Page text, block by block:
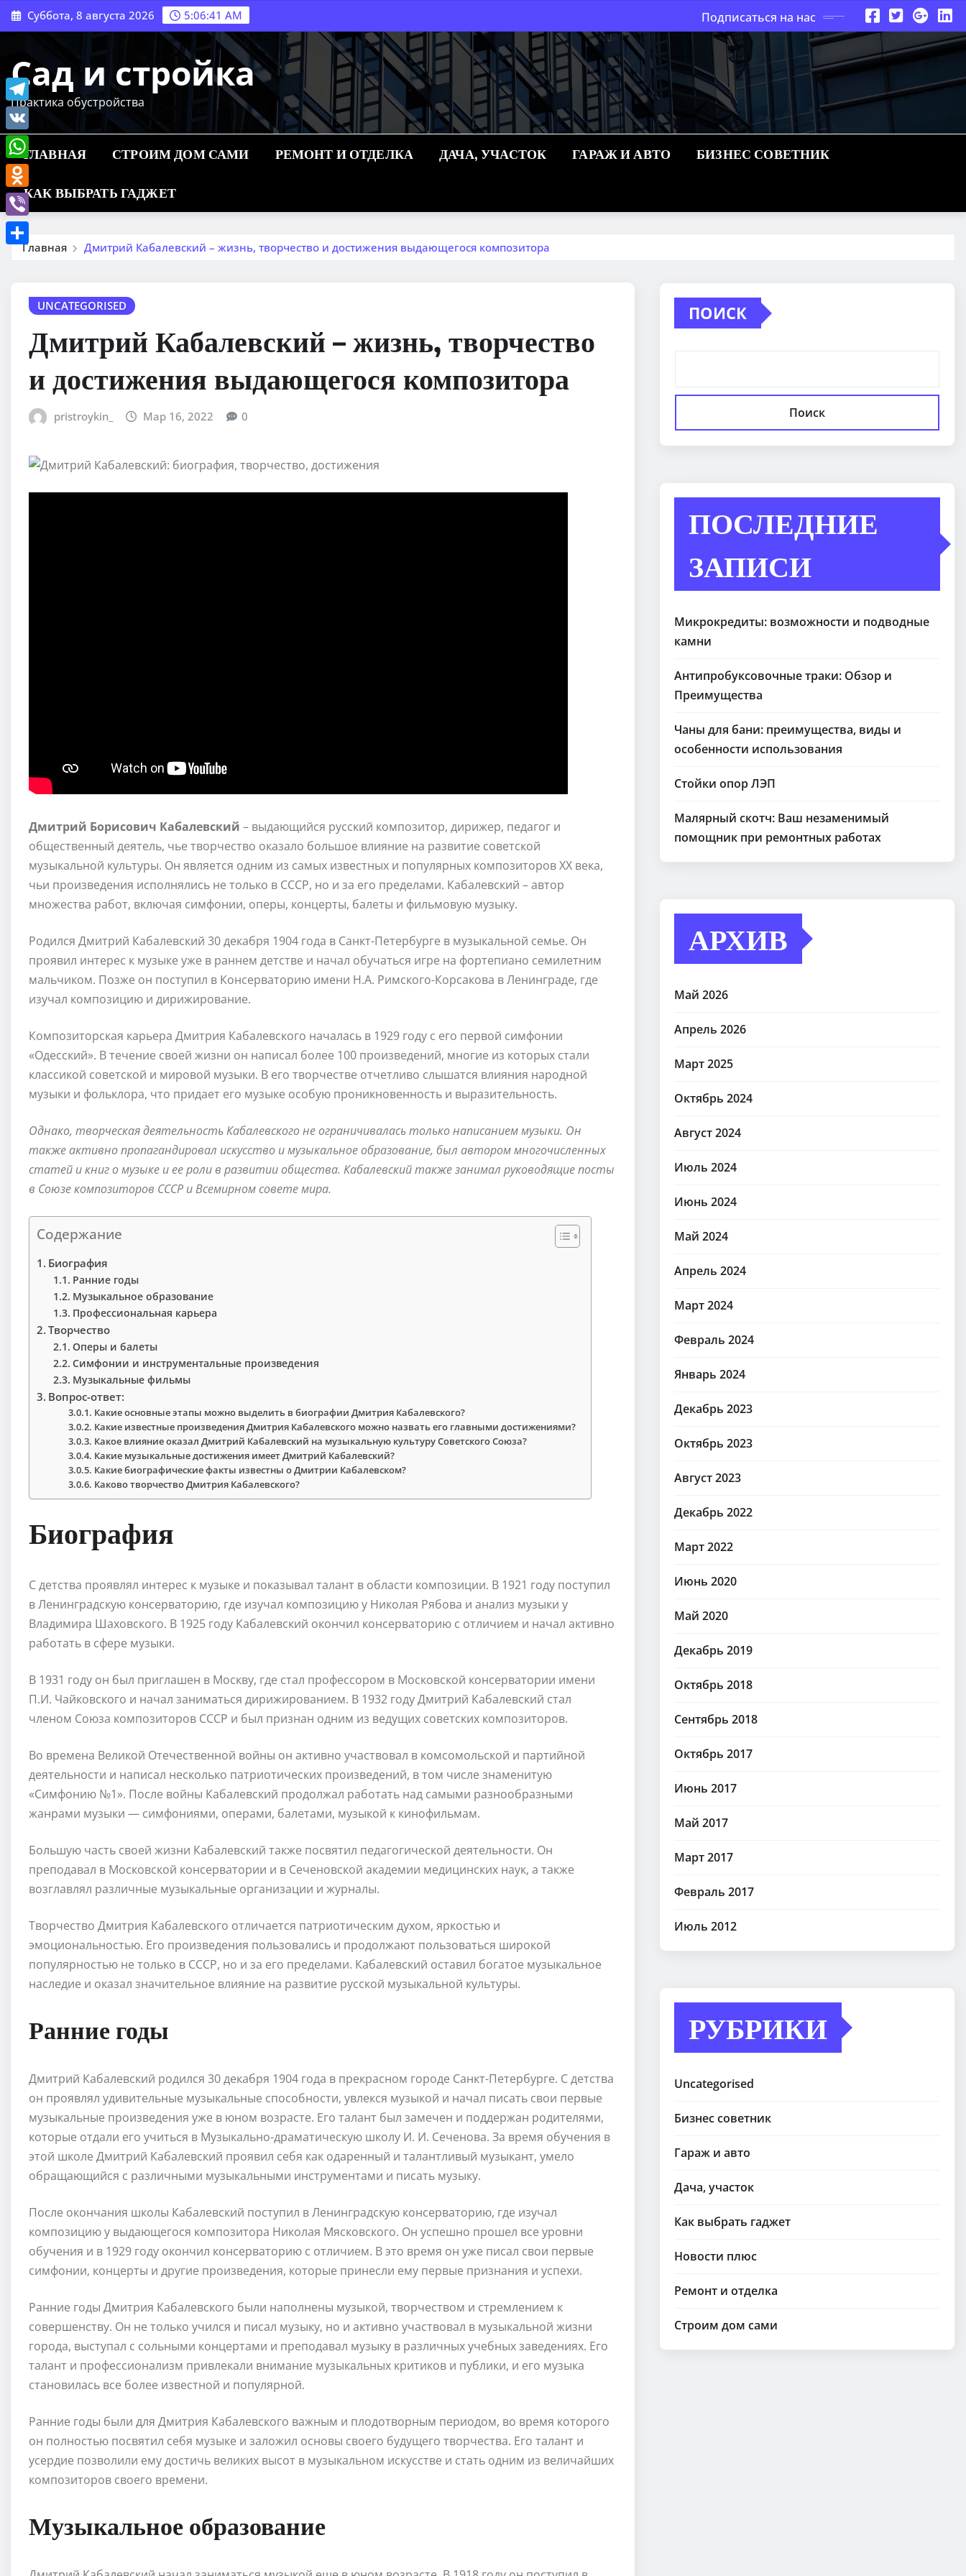
Перейти
к
Суббота, 8 августа 2026 5:06:42 AM Подписаться на нас
Сад и стройка
Практика обустройства
ГЛАВНАЯ СТРОИМ ДОМ САМИ РЕМОНТ И ОТДЕЛКА ДАЧА, УЧАСТОК ГАРАЖ И АВТО БИЗНЕС СОВЕТНИК
КАК ВЫБРАТЬ ГАДЖЕТ
Главная Дмитрий Кабалевский – жизнь, творчество и достижения выдающегося композитора
UNCATEGORISED
Дмитрий Кабалевский – жизнь, творчество
и достижения выдающегося композитора
pristroykin_ Мар 16, 2022 0
Дмитрий Борисович Кабалевский – выдающийся русский композитор, дирижер, педагог и
общественный деятель, чье творчество оказало большое влияние на развитие советской
музыкальной культуры. Он является одним из самых известных и популярных композиторов XX века,
чьи произведения исполнялись не только в СССР, но и за его пределами. Кабалевский – автор
множества работ, включая симфонии, оперы, концерты, балеты и фильмовую музыку.
Родился Дмитрий Кабалевский 30 декабря 1904 года в Санкт-Петербурге в музыкальной семье. Он
проявил интерес к музыке уже в раннем детстве и начал обучаться игре на фортепиано семилетним
мальчиком. Позже он поступил в Консерваторию имени Н.А. Римского-Корсакова в Ленинграде, где
изучал композицию и дирижирование.
Композиторская карьера Дмитрия Кабалевского началась в 1929 году с его первой симфонии
«Одесский». В течение своей жизни он написал более 100 произведений, многие из которых стали
классикой советской и мировой музыки. В его творчестве отчетливо слышатся влияния народной
музыки и фольклора, что придает его музыке особую проникновенность и выразительность.
Однако, творческая деятельность Кабалевского не ограничивалась только написанием музыки. Он
также активно пропагандировал искусство и музыкальное образование, был автором многочисленных
статей и книг о музыке и ее роли в развитии общества. Кабалевский также занимал руководящие посты
в Союзе композиторов СССР и Всемирном совете мира.
Содержание
Биография
Ранние годы
Музыкальное образование
Профессиональная карьера
Творчество
Оперы и балеты
Симфонии и инструментальные произведения
Музыкальные фильмы
Вопрос-ответ:
Какие основные этапы можно выделить в биографии Дмитрия Кабалевского?
Какие известные произведения Дмитрия Кабалевского можно назвать его главными достижениями?
Какое влияние оказал Дмитрий Кабалевский на музыкальную культуру Советского Союза?
Какие музыкальные достижения имеет Дмитрий Кабалевский?
Какие биографические факты известны о Дмитрии Кабалевском?
Каково творчество Дмитрия Кабалевского?
Биография
С детства проявлял интерес к музыке и показывал талант в области композиции. В 1921 году поступил
в Ленинградскую консерваторию, где изучал композицию у Николая Рябова и анализ музыки у
Владимира Шаховского. В 1925 году Кабалевский окончил консерваторию с отличием и начал активно
работать в сфере музыки.
В 1931 году он был приглашен в Москву, где стал профессором в Московской консерватории имени
П.И. Чайковского и начал заниматься дирижированием. В 1932 году Дмитрий Кабалевский стал
членом Союза композиторов СССР и был признан одним из ведущих советских композиторов.
Во времена Великой Отечественной войны он активно участвовал в комсомольской и партийной
деятельности и написал несколько патриотических произведений, в том числе знаменитую
«Симфонию №1». После войны Кабалевский продолжал работать над самыми разнообразными
жанрами музыки — симфониями, операми, балетами, музыкой к кинофильмам.
Большую часть своей жизни Кабалевский также посвятил педагогической деятельности. Он
преподавал в Московской консерватории и в Сеченовской академии медицинских наук, а также
возглавлял различные музыкальные организации и журналы.
Творчество Дмитрия Кабалевского отличается патриотическим духом, яркостью и
эмоциональностью. Его произведения пользовались и продолжают пользоваться широкой
популярностью не только в СССР, но и за его пределами. Кабалевский оставил богатое музыкальное
наследие и оказал значительное влияние на развитие русской музыкальной культуры.
Ранние годы
Дмитрий Кабалевский родился 30 декабря 1904 года в прекрасном городе Санкт-Петербурге. С детства
он проявлял удивительные музыкальные способности, увлекся музыкой и начал писать свои первые
музыкальные произведения уже в юном возрасте. Его талант был замечен и поддержан родителями,
которые отдали его учиться в Музыкально-драматическую школу И. И. Сеченова. За время обучения в
этой школе Дмитрий Кабалевский проявил себя как одаренный и талантливый музыкант, умело
обращающийся с различными музыкальными инструментами и писать музыку.
После окончания школы Кабалевский поступил в Ленинградскую консерваторию, где изучал
композицию у выдающегося композитора Николая Мясковского. Он успешно прошел все уровни
обучения и в 1929 году окончил консерваторию с отличием. В это время он уже писал свои первые
симфонии, концерты и другие произведения, которые принесли ему первые признания и успехи.
Ранние годы Дмитрия Кабалевского были наполнены музыкой, творчеством и стремлением к
совершенству. Он не только учился и писал музыку, но и активно участвовал в музыкальной жизни
города, выступал с сольными концертами и преподавал музыку в различных учебных заведениях. Его
талант и профессионализм привлекали внимание музыкальных критиков и публики, и его музыка
становилась все более известной и популярной.
Ранние годы были для Дмитрия Кабалевского важным и плодотворным периодом, во время которого
он полностью посвятил себя музыке и заложил основы своего будущего творчества. Его талант и
усердие позволили ему достичь великих высот в музыкальном искусстве и стать одним из величайших
композиторов своего времени.
Музыкальное образование
ПОИСК
Поиск
ПОСЛЕДНИЕ
ЗАПИСИ
Микрокредиты: возможности и подводные
камни
Антипробуксовочные траки: Обзор и
Преимущества
Чаны для бани: преимущества, виды и
особенности использования
Стойки опор ЛЭП
Малярный скотч: Ваш незаменимый
помощник при ремонтных работах
АРХИВ
Май 2026
Апрель 2026
Март 2025
Октябрь 2024
Август 2024
Июль 2024
Июнь 2024
Май 2024
Апрель 2024
Март 2024
Февраль 2024
Январь 2024
Декабрь 2023
Октябрь 2023
Август 2023
Декабрь 2022
Март 2022
Июнь 2020
Май 2020
Декабрь 2019
Октябрь 2018
Сентябрь 2018
Октябрь 2017
Июнь 2017
Май 2017
Март 2017
Февраль 2017
Июль 2012
РУБРИКИ
Uncategorised
Бизнес советник
Гараж и авто
Дача, участок
Как выбрать гаджет
Новости плюс
Ремонт и отделка
Строим дом сами
Telegram
VK
WhatsApp
Odnoklassniki
Viber
Отправить